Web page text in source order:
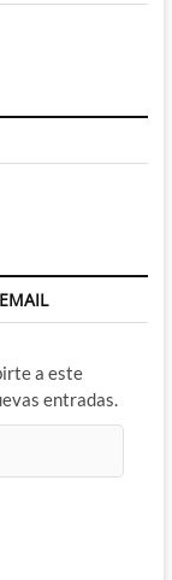
a este
entradas.